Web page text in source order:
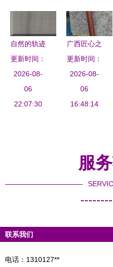
自然的轨迹
闽泉山大理
石之旅
更新时间：
2026-08-
06
22:07:30
广西匠心之
作·六款经
典大理石鉴
赏
更新时间：
2026-08-
06
16:48:14
服
联系我们
电话：1310127**